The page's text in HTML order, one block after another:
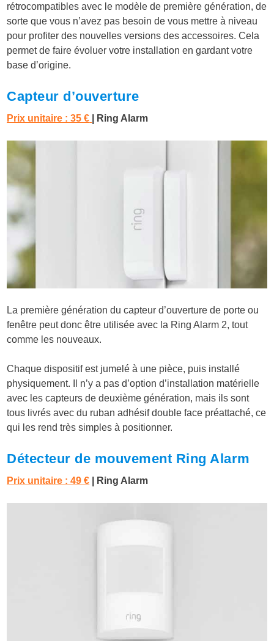
rétrocompatibles avec le modèle de première génération, de
sorte que vous n’avez pas besoin de vous mettre à niveau
pour profiter des nouvelles versions des accessoires. Cela
permet de faire évoluer votre installation en gardant votre
base d’origine.
Capteur d’ouverture
Prix unitaire : 35 € | Ring Alarm
La première génération du capteur d’ouverture de porte ou
fenêtre peut donc être utilisée avec la Ring Alarm 2, tout
comme les nouveaux.
Chaque dispositif est jumelé à une pièce, puis installé
physiquement. Il n’y a pas d’option d’installation matérielle
avec les capteurs de deuxième génération, mais ils sont
tous livrés avec du ruban adhésif double face préattaché, ce
qui les rend très simples à positionner.
Détecteur de mouvement Ring Alarm
Prix unitaire : 49 € | Ring Alarm